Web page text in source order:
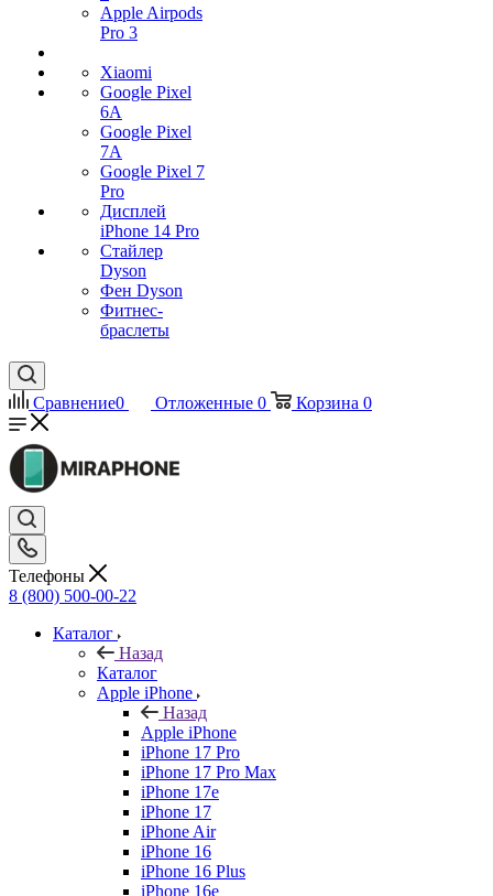
Apple Airpods
Pro 3
Xiaomi
Google Pixel
6A
Google Pixel
7А
Google Pixel 7
Pro
Дисплей
iPhone 14 Pro
Стайлер
Dyson
Фен Dyson
Фитнес-
браслеты
Сравнение0 Отложенные 0 Корзина 0
Телефоны
8 (800) 500-00-22
Каталог
Назад
Каталог
Apple iPhone
Назад
Apple iPhone
iPhone 17 Pro
iPhone 17 Pro Max
iPhone 17e
iPhone 17
iPhone Air
iPhone 16
iPhone 16 Plus
iPhone 16e